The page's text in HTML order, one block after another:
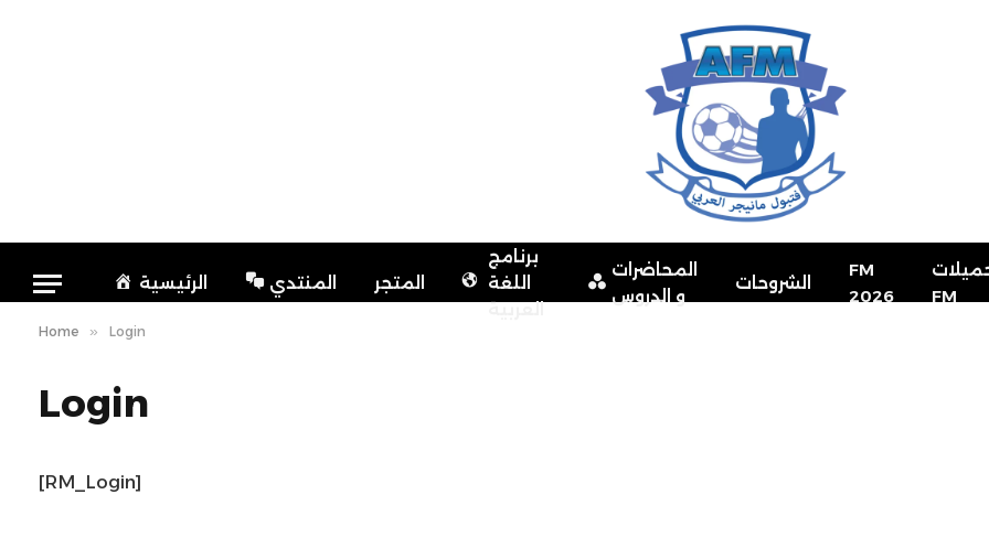
الرئيسية المنتدي المتجر
برنامج
اللغة
العربية
المحاضرات
و الدروس
الشروحات
FM
2026
FM
Home » Login
Login
[RM_Login]